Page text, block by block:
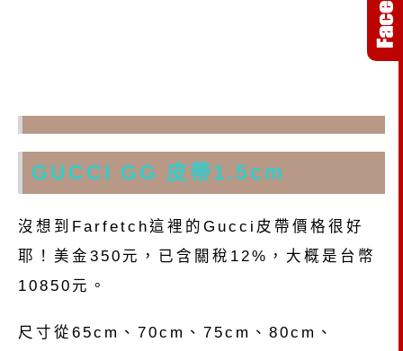
GUCCI GG 皮帶1.5cm
沒想到Farfetch這裡的Gucci皮帶價格很好
耶！美金350元，已含關稅12%，大概是台幣
10850元。
尺寸從65cm、70cm、75cm、80cm、